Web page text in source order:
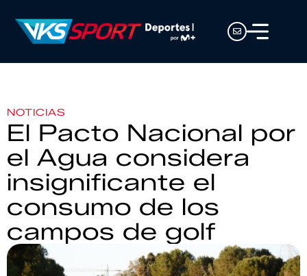
NOTICIAS
El Pacto Nacional por
el Agua considera
insignificante el
consumo de los
campos de golf